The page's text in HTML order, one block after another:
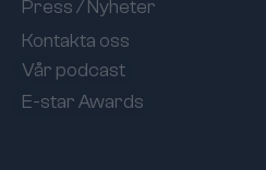
Press / Nyheter
Kontakta oss
Vår podcast
E-star Awards